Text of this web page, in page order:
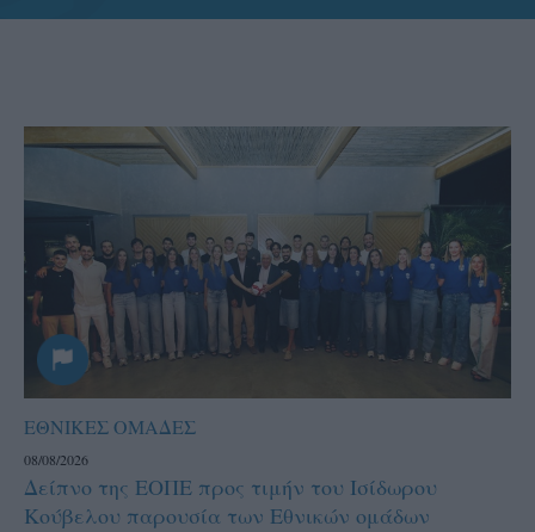
ΕΘΝΙΚΕΣ ΟΜΑΔΕΣ
08/08/2026
Δείπνο της ΕΟΠΕ προς τιμήν του Ισίδωρου
Κούβελου παρουσία των Εθνικών ομάδων